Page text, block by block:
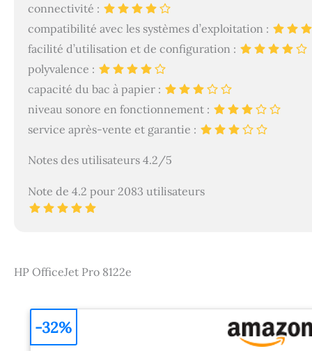
connectivité :
compatibilité avec les systèmes d’exploitation :
facilité d’utilisation et de configuration :
polyvalence :
capacité du bac à papier :
niveau sonore en fonctionnement :
service après-vente et garantie :
Notes des utilisateurs 4.2/5
Note de 4.2 pour 2083 utilisateurs
HP OfficeJet Pro 8122e
-32%